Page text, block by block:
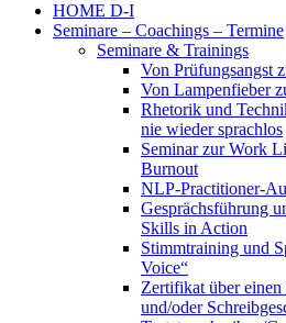
HOME D-I
Seminare – Coachings – Termine
Seminare & Trainings
Von Prüfungsangst
Von Lampenfieber
Rhetorik und
nie wieder sprachlos
Seminar zur Work
Burnout
NLP-Practitioner-
Gesprächsführung
Skills in Action
Stimmtraining und
Voice“
Zertifikat über
und/oder